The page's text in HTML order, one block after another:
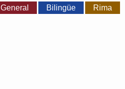
General
Bilingüe Rima